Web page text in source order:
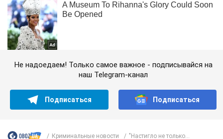
Не надоедаем! Только самое важное - подписывайся на
наш Telegram-канал
Подписаться Подписаться
Криминальные новости "Настигло не только...